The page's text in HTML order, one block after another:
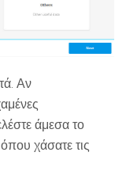
Αν
άμεσα το
χάσατε τις